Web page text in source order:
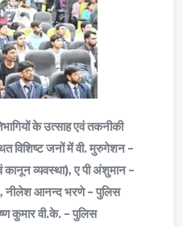
के उत्साह एवं तकनीकी
विशिष्ट जनों में वी. मुरुगेशन –
व्यवस्था), ए पी अंशुमान –
नीलेश आनन्द भरणे – पुलिस
कुमार वी.के. – पुलिस